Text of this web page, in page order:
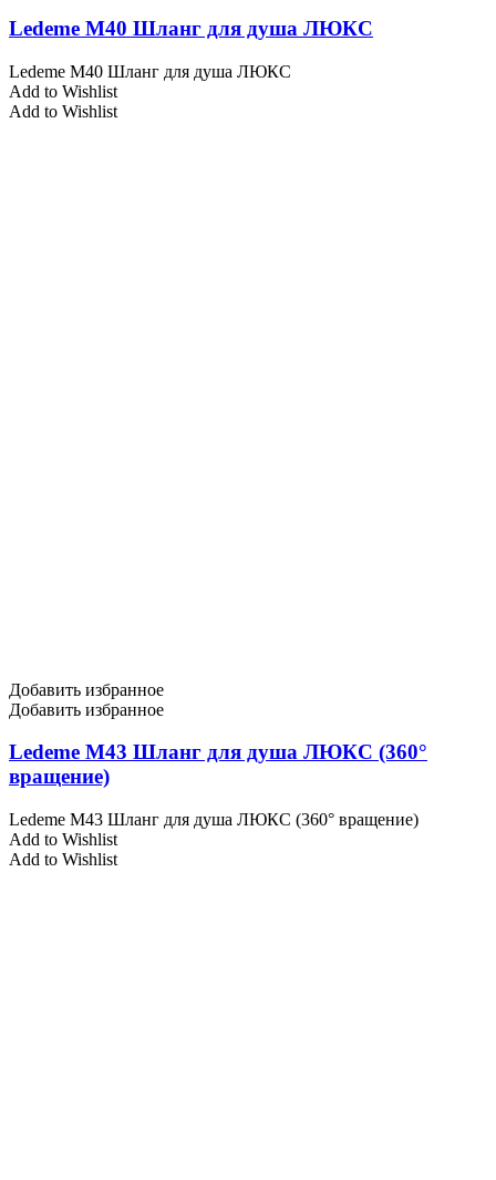
Ledeme M40 Шланг для душа ЛЮКС
Ledeme M40 Шланг для душа ЛЮКС
Add to Wishlist
Add to Wishlist
Добавить избранное
Добавить избранное
Ledeme M43 Шланг для душа ЛЮКС (360°
вращение)
Ledeme M43 Шланг для душа ЛЮКС (360° вращение)
Add to Wishlist
Add to Wishlist